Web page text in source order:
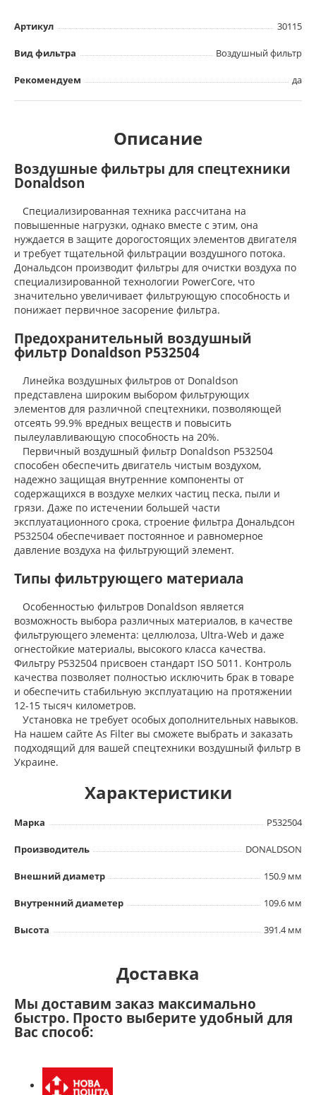
Артикул 30115
Вид фильтра Воздушный фильтр
Рекомендуем да
Описание
Воздушные фильтры для спецтехники
Donaldson
Специализированная техника рассчитана на
повышенные нагрузки, однако вместе с этим, она
нуждается в защите дорогостоящих элементов двигателя
и требует тщательной фильтрации воздушного потока.
Дональдсон производит фильтры для очистки воздуха по
специализированной технологии PowerCore, что
значительно увеличивает фильтрующую способность и
понижает первичное засорение фильтра.
Предохранительный воздушный
фильтр Donaldson P532504
Линейка воздушных фильтров от Donaldson
представлена широким выбором фильтрующих
элементов для различной спецтехники, позволяющей
отсеять 99.9% вредных веществ и повысить
пылеулавливающую способность на 20%.
Первичный воздушный фильтр Donaldson P532504
способен обеспечить двигатель чистым воздухом,
надежно защищая внутренние компоненты от
содержащихся в воздухе мелких частиц песка, пыли и
грязи. Даже по истечении большей части
эксплуатационного срока, строение фильтра Дональдсон
P532504 обеспечивает постоянное и равномерное
давление воздуха на фильтрующий элемент.
Типы фильтрующего материала
Особенностью фильтров Donaldson является
возможность выбора различных материалов, в качестве
фильтрующего элемента: целлюлоза, Ultra-Web и даже
огнестойкие материалы, высокого класса качества.
Фильтру P532504 присвоен стандарт ISO 5011. Контроль
качества позволяет полностью исключить брак в товаре
и обеспечить стабильную эксплуатацию на протяжении
12-15 тысяч километров.
Установка не требует особых дополнительных навыков.
На нашем сайте As Filter вы сможете выбрать и заказать
подходящий для вашей спецтехники воздушный фильтр в
Украине.
Характеристики
Марка P532504
Производитель DONALDSON
Внешний диаметр 150.9 мм
Внутренний диаметер 109.6 мм
Высота 391.4 мм
Доставка
Мы доставим заказ максимально
быстро. Просто выберите удобный для
Вас способ: